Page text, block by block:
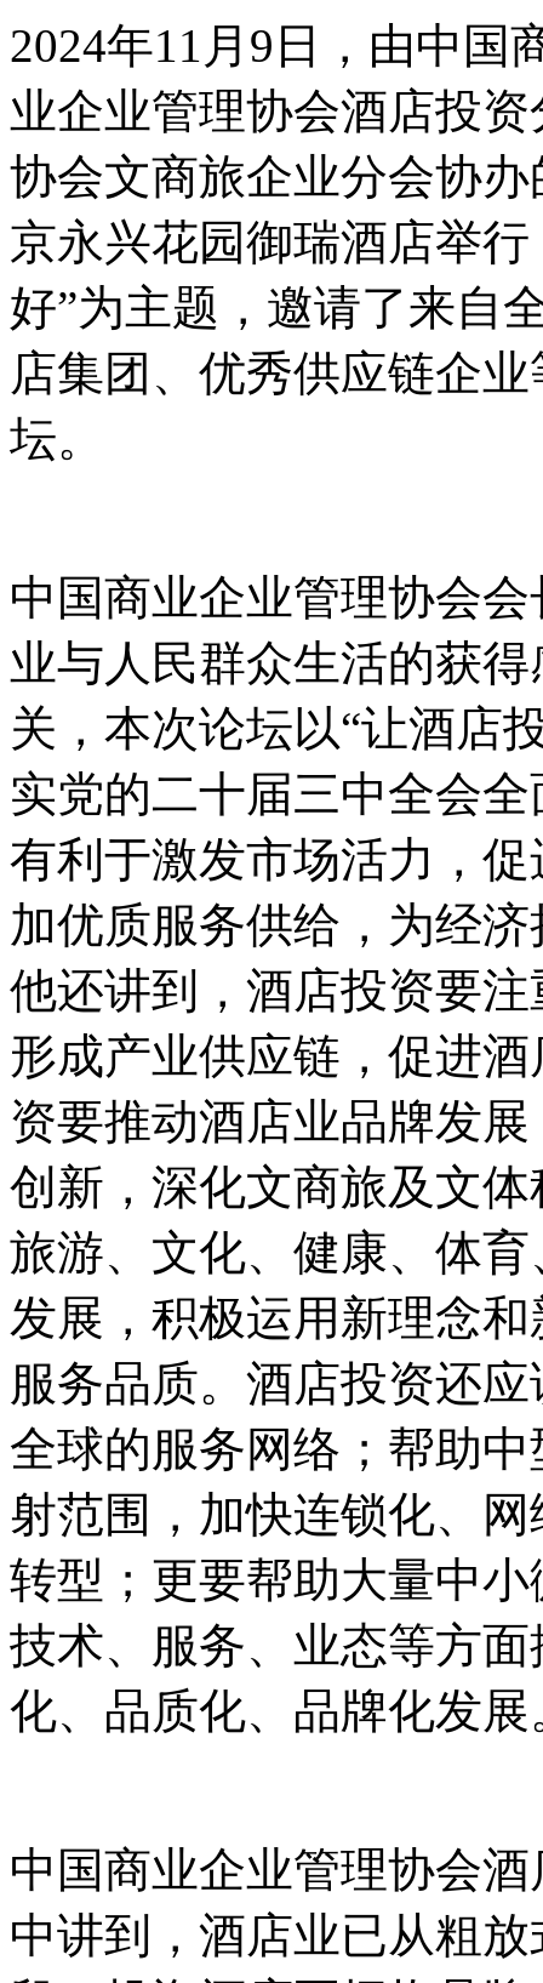
2024年11月9日，由中国
业企业管理协会酒店投
协会文商旅企业分会协
京永兴花园御瑞酒店举
好”为主题，邀请了来自
店集团、优秀供应链企
坛。
中国商业企业管理协会
业与人民群众生活的获
关，本次论坛以“让酒店
实党的二十届三中全会
有利于激发市场活力，
加优质服务供给，为经
他还讲到，酒店投资要
形成产业供应链，促进
资要推动酒店业品牌发
创新，深化文商旅及文
旅游、文化、健康、体
发展，积极运用新理念
服务品质。酒店投资还
全球的服务网络；帮助
射范围，加快连锁化、
转型；更要帮助大量中
技术、服务、业态等方
化、品质化、品牌化发展
中国商业企业管理协会
中讲到，酒店业已从粗